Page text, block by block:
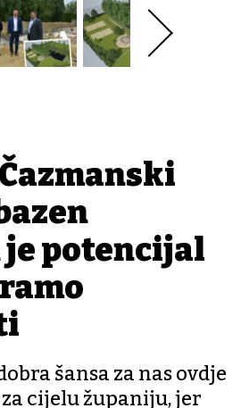
potencijal
šansa za nas ovdje
cijelu županiju, jer